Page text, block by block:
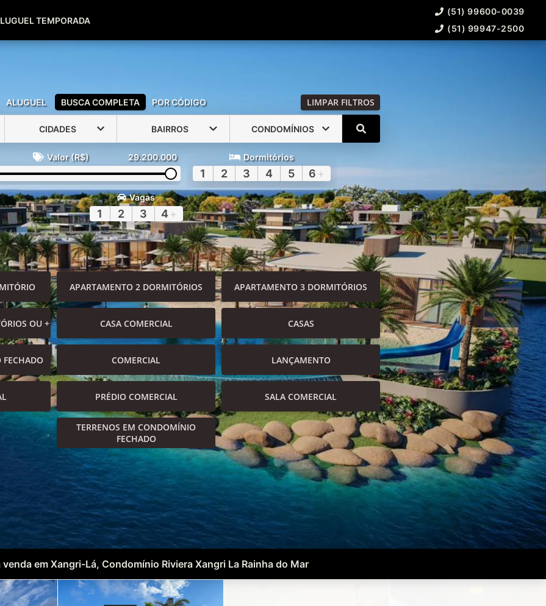
(51) 99600-0039
TEMPORADA
(51) 99600-0039
(51) 99947-2500
ALUGUEL BUSCA COMPLETA POR CÓDIGO LIMPAR FILTROS
CIDADES BAIRROS CONDOMÍNIOS
Valor (R$) 29.200.000 Dormitórios
1 2 3 4 5 6 +
Vagas
1 2 3 4 +
APARTAMENTO 2 DORMITÓRIOS APARTAMENTO 3 DORMITÓRIOS
OU + CASA COMERCIAL CASAS
COMERCIAL LANÇAMENTO
PRÉDIO COMERCIAL SALA COMERCIAL
TERRENOS EM CONDOMÍNIO
FECHADO
venda em Xangri-Lá, Condomínio Riviera Xangri La Rainha do Mar